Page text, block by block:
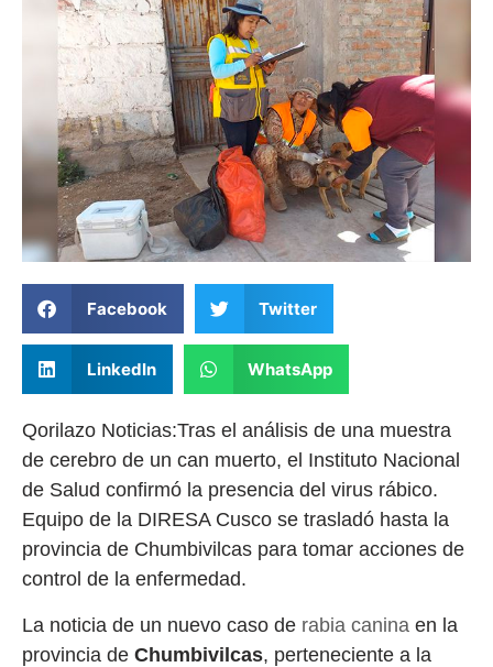
Facebook Twitter
LinkedIn WhatsApp
Qorilazo Noticias:Tras el análisis de una muestra
de cerebro de un can muerto, el Instituto Nacional
de Salud confirmó la presencia del virus rábico.
Equipo de la DIRESA Cusco se trasladó hasta la
provincia de Chumbivilcas para tomar acciones de
control de la enfermedad.
La noticia de un nuevo caso de rabia canina en la
provincia de Chumbivilcas, perteneciente a la